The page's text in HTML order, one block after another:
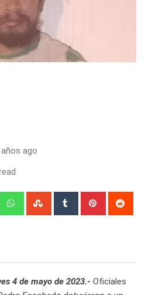
años ago
LinkedIn WhatsappStumbleUpon
Tumblr Pinterest
4 de mayo de 2023.- Oficiales